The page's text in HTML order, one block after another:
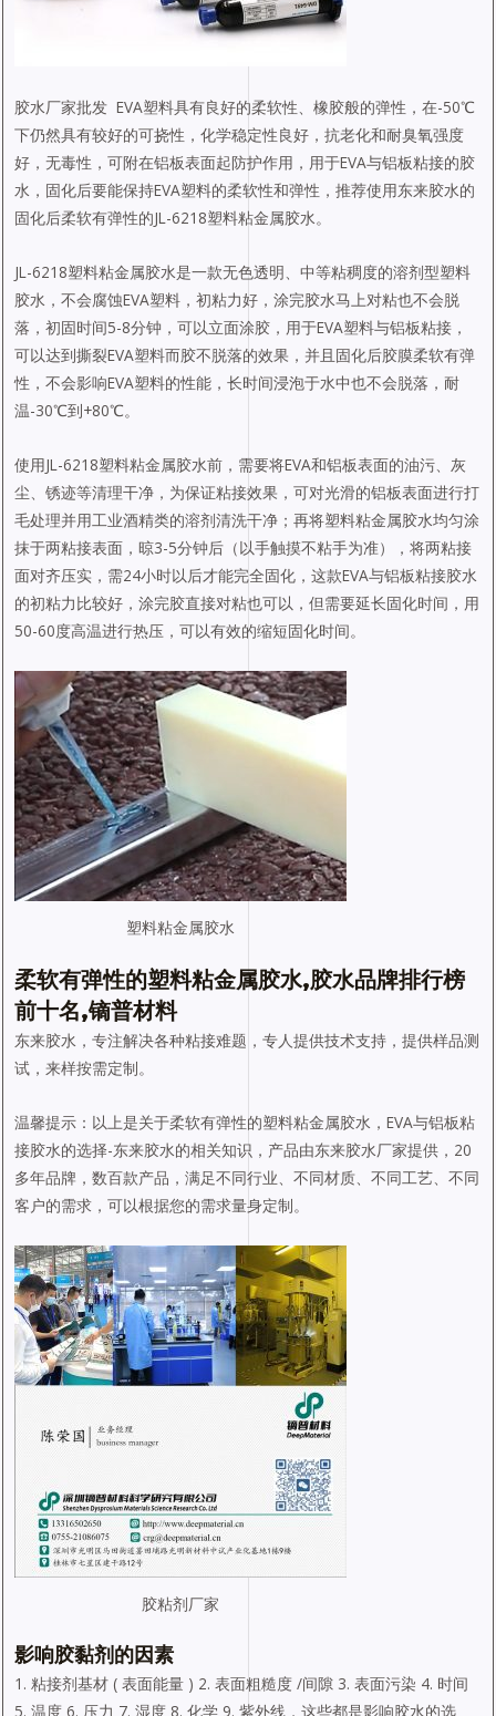
胶水厂家批发 EVA塑料具有良好的柔软性、橡胶般的弹性，在-50℃
下仍然具有较好的可挠性，化学稳定性良好，抗老化和耐臭氧强度
好，无毒性，可附在铝板表面起防护作用，用于EVA与铝板粘接的胶
水，固化后要能保持EVA塑料的柔软性和弹性，推荐使用东来胶水的
固化后柔软有弹性的JL-6218塑料粘金属胶水。
JL-6218塑料粘金属胶水是一款无色透明、中等粘稠度的溶剂型塑料
胶水，不会腐蚀EVA塑料，初粘力好，涂完胶水马上对粘也不会脱
落，初固时间5-8分钟，可以立面涂胶，用于EVA塑料与铝板粘接，
可以达到撕裂EVA塑料而胶不脱落的效果，并且固化后胶膜柔软有弹
性，不会影响EVA塑料的性能，长时间浸泡于水中也不会脱落，耐
温-30℃到+80℃。
使用JL-6218塑料粘金属胶水前，需要将EVA和铝板表面的油污、灰
尘、锈迹等清理干净，为保证粘接效果，可对光滑的铝板表面进行打
毛处理并用工业酒精类的溶剂清洗干净；再将塑料粘金属胶水均匀涂
抹于两粘接表面，晾3-5分钟后（以手触摸不粘手为准），将两粘接
面对齐压实，需24小时以后才能完全固化，这款EVA与铝板粘接胶水
的初粘力比较好，涂完胶直接对粘也可以，但需要延长固化时间，用
50-60度高温进行热压，可以有效的缩短固化时间。
塑料粘金属胶水
柔软有弹性的塑料粘金属胶水,胶水品牌排行榜
前十名,镝普材料
东来胶水，专注解决各种粘接难题，专人提供技术支持，提供样品测
试，来样按需定制。
温馨提示：以上是关于柔软有弹性的塑料粘金属胶水，EVA与铝板粘
接胶水的选择-东来胶水的相关知识，产品由东来胶水厂家提供，20
多年品牌，数百款产品，满足不同行业、不同材质、不同工艺、不同
客户的需求，可以根据您的需求量身定制。
胶粘剂厂家
影响胶黏剂的因素
1. 粘接剂基材 ( 表面能量 ) 2. 表面粗糙度 /间隙 3. 表面污染 4. 时间
5. 温度 6. 压力 7. 湿度 8. 化学 9. 紫外线，这些都是影响胶水的选